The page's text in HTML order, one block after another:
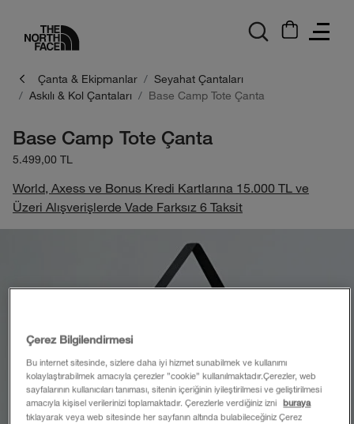
Çanta & Ekipmanlar
Seyahat Çantaları
Askılı & Kol Çantaları
Base Camp Tote Çanta
Base Camp Tote Çanta
5.499,00 TL
World, Axess ve Bonus Kredi Kartlarına 15.000 TL ve
Üzeri Alışverişlerde Vade Farksız 6 Taksit
Çerez Bilgilendirmesi
Bu internet sitesinde, sizlere daha iyi hizmet sunabilmek ve kullanımı
kolaylaştırabilmek amacıyla çerezler ”cookie” kullanılmaktadır.Çerezler, web
sayfalarının kullanıcıları tanıması, sitenin içeriğinin iyileştirilmesi ve geliştirilmesi
amacıyla kişisel verilerinizi toplamaktadır. Çerezlerle verdiğiniz izni
buraya
tıklayarak veya web sitesinde her sayfanın altında bulabileceğiniz Çerez